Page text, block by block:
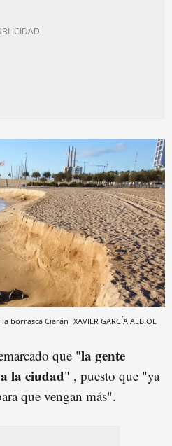
borrasca Ciarán XAVIER GARCÍA ALBIOL
que "la gente
la ciudad" , puesto que "ya
que vengan más".